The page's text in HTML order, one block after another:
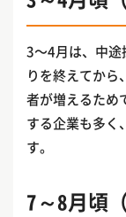
3〜4月は、中
りを終えてか
者が増えるため
する企業も多く
す。
7～8月頃